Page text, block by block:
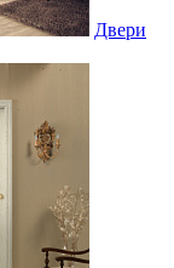
Двери